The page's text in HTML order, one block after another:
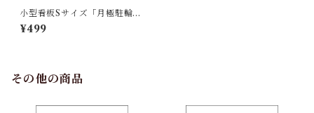
小型看板Sサイズ「月極駐輪場
（青字）」 屋外可【駐車場】
¥499
その他の商品